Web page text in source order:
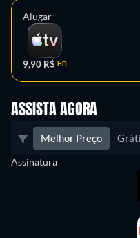
Alugar
9,90 R$ HD
ASSISTA AGORA
Melhor Preço
Assinatura